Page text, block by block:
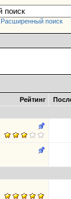
Расширенный поиск
Рейтинг